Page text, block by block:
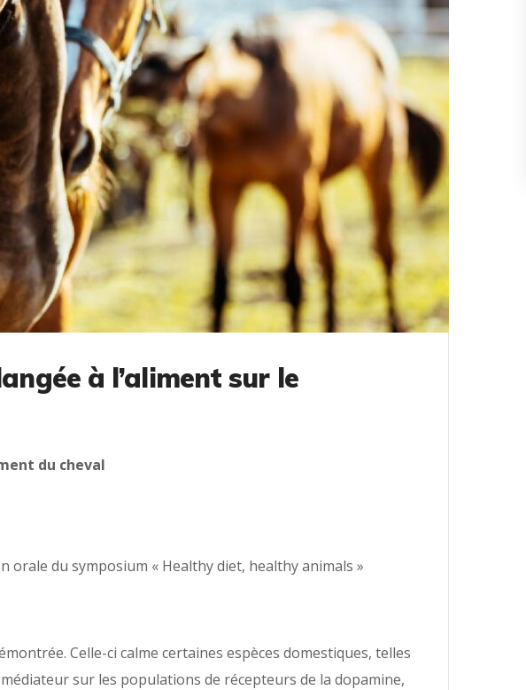
à l’aliment sur le
du cheval
orale du symposium « Healthy diet, healthy animals »
Celle-ci calme certaines espèces domestiques, telles
sur les populations de récepteurs de la dopamine,